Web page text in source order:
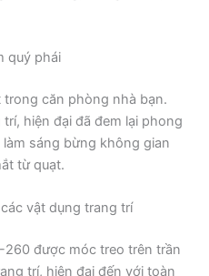
quý phái
căn phòng nhà bạn.
hiện đại đã đem lại phong
sáng bừng không gian
từ quạt.
vật dụng trang trí
260 được móc treo trên trần
trí, hiện đại đến với toàn